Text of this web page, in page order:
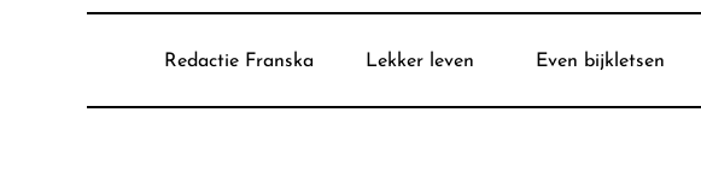
Redactie Franska Lekker leven Even bijkletsen